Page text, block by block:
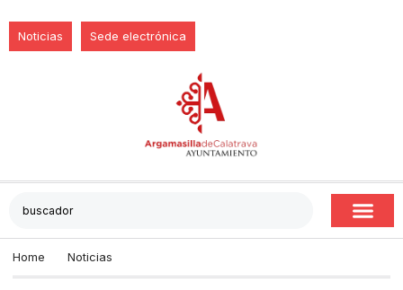
Noticias Sede electrónica
Home Noticias